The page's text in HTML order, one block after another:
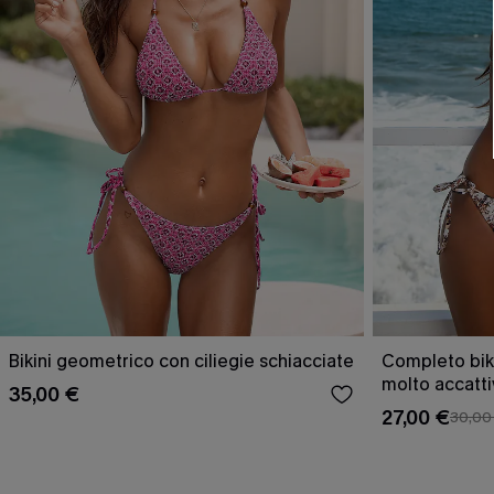
Bikini geometrico con ciliegie schiacciate
35,00 €
Completo
molto
27,00 €